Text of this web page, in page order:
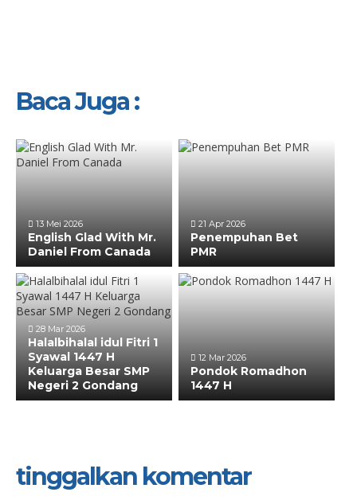
Baca Juga :
13 Mei 2026
English Glad With Mr.
Daniel From Canada
21 Apr 2026
Penempuhan Bet
PMR
28 Mar 2026
Halalbihalal idul Fitri 1
Syawal 1447 H
Keluarga Besar SMP
Negeri 2 Gondang
12 Mar 2026
Pondok Romadhon
1447 H
tinggalkan komentar